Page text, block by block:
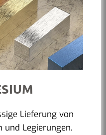
Lieferung von
und Legierungen.